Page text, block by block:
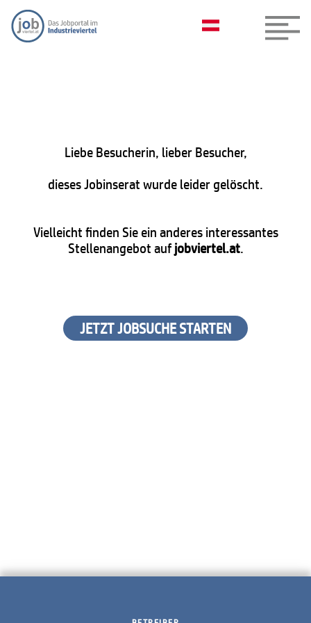
Liebe Besucherin, lieber Besucher,
dieses Jobinserat wurde leider gelöscht.
Vielleicht finden Sie ein anderes interessantes
Stellenangebot aufjobviertel.at.
JETZT JOBSUCHE STARTEN